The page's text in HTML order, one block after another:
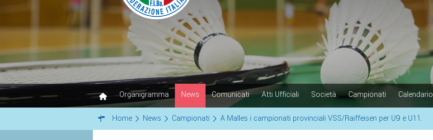
Organigramma News Comunicati Atti Ufficiali Società Campionati Calendario
Home News Campionati A Malles i campionati provinciali VSS/Raiffeisen per U9 e U11.